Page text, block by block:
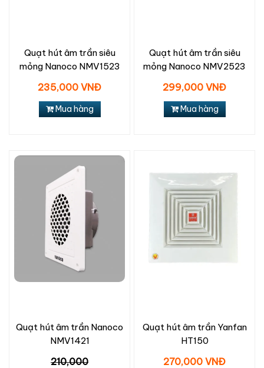
Quạt hút âm trần siêu
mỏng Nanoco NMV1523
235,000 VNĐ
Mua hàng
Quạt hút âm trần siêu
mỏng Nanoco NMV2523
299,000 VNĐ
Mua hàng
Quạt hút âm trần Nanoco
NMV1421
210,000
Quạt hút âm trần Yanfan
HT150
270,000 VNĐ